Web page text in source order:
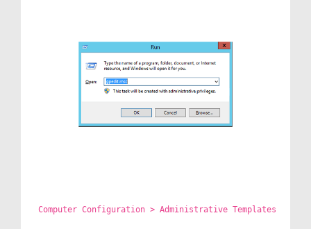
Computer Configuration > Administrative Templates